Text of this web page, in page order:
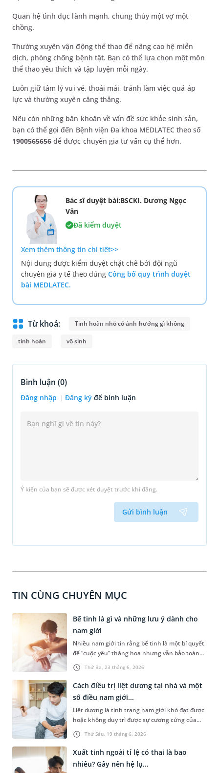
Quan hệ tình dục lành mạnh, chung thủy một vợ một
chồng.
Thường xuyên vận động thể thao để nâng cao hệ miễn
dịch, phòng chống bệnh tật. Bạn có thể lựa chọn một môn
thể thao yêu thích và tập luyện mỗi ngày.
Luôn giữ tâm lý vui vẻ, thoải mái, tránh làm việc quá áp
lực và thường xuyên căng thẳng.
Nếu còn những băn khoăn về vấn đề sức khỏe sinh sản,
bạn có thể gọi đến Bệnh viện Đa khoa MEDLATEC theo số
1900565656 để được chuyên gia tư vấn cụ thể hơn.
Bác sĩ duyệt bài:BSCKI. Dương Ngọc
Vân
Đã kiểm duyệt
Xem thêm thông tin chi tiết>>
Nội dung được kiểm duyệt chặt chẽ bởi đội ngũ
chuyên gia y tế theo đúng Công bố quy trình duyệt
bài MEDLATEC.
Từ khoá: Tinh hoàn nhỏ có ảnh hưởng gì không
tinh hoàn vô sinh
Bình luận (0)
Đăng nhập Đăng ký để bình luận
Ý kiến của bạn sẽ được xét duyệt trước khi đăng.
Gửi bình luận
TIN CÙNG CHUYÊN MỤC
Thứ Ba, 23 tháng 6, 2026
Bế tinh là gì và những lưu ý dành cho
nam giới
Nhiều nam giới tin rằng bế tinh là một bí quyết
để “cuộc yêu” thăng hoa nhưng vẫn bảo toàn
phong độ. Bài viết dưới đây sẽ giúp bạn hiểu rõ
hơn bế tinh là gì, có tiềm ẩn những nguy cơ sức
khỏe gì không và những vấn đề nam giới cần
lưu ý.
Thứ Sáu, 19 tháng 6, 2026
Cách điều trị liệt dương tại nhà và một
số điều nam giới...
Liệt dương là tình trạng nam giới khó đạt được
hoặc không duy trì được sự cương cứng của
dương vật trong khi quan hệ tình dục. Đây là
vấn đề nhạy cảm nên số đông phái mạnh ít chia
sẻ hoặc chậm trễ trong việc thăm khám và điều
trị. Cũng vì thế mà cách điều trị liệt dương tại
nhà nhận được sự quan tâm của nhiều nam
Xuất tinh ngoài tỉ lệ có thai là bao
nhiêu? Gây nên hệ lụ...